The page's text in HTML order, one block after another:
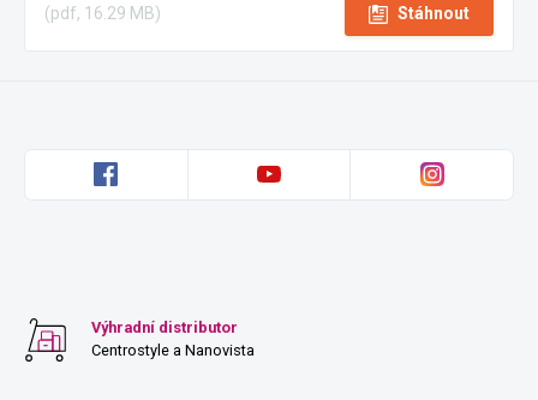
(pdf, 16.29 MB) Stáhnout
Výhradní distributor
Centrostyle a Nanovista